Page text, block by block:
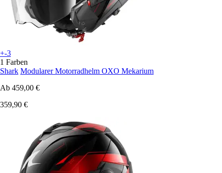
+-3
1 Farben
Shark Modularer Motorradhelm OXO Mekarium
Ab 459,00 €
359,90 €